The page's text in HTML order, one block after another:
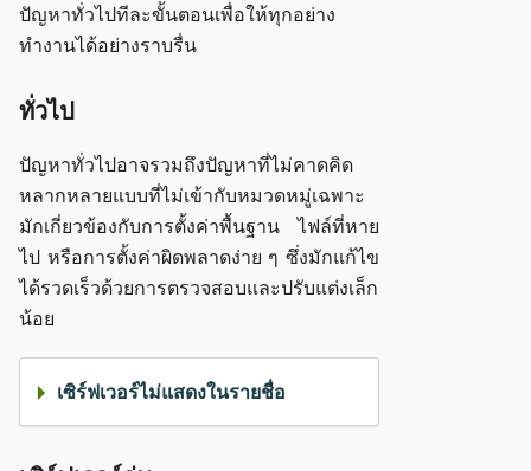
ปัญหาทั่วไปทีละขั้นตอนเพื่อให้ทุกอย่าง
ทำงานได้อย่างราบรื่น
ทั่วไป
ปัญหาทั่วไปอาจรวมถึงปัญหาที่ไม่คาดคิด
หลากหลายแบบที่ไม่เข้ากับหมวดหมู่เฉพาะ
มักเกี่ยวข้องกับการตั้งค่าพื้นฐาน ไฟล์ที่หาย
ไป หรือการตั้งค่าผิดพลาดง่าย ๆ ซึ่งมักแก้ไข
ได้รวดเร็วด้วยการตรวจสอบและปรับแต่งเล็ก
น้อย
เซิร์ฟเวอร์ไม่แสดงในรายชื่อ